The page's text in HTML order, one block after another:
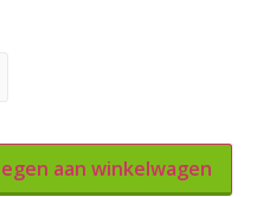
aan winkelwagen